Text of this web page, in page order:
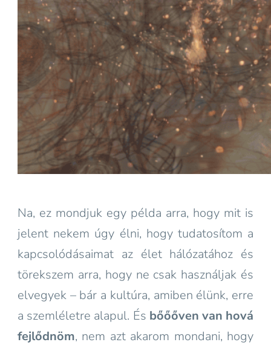
Na, ez mondjuk egy példa arra, hogy mit is
jelent nekem úgy élni, hogy tudatosítom a
kapcsolódásaimat az élet hálózatához és
törekszem arra, hogy ne csak használjak és
elvegyek – bár a kultúra, amiben élünk, erre
a szemléletre alapul. És bőőőven van hová
fejlődnöm, nem azt akarom mondani, hogy